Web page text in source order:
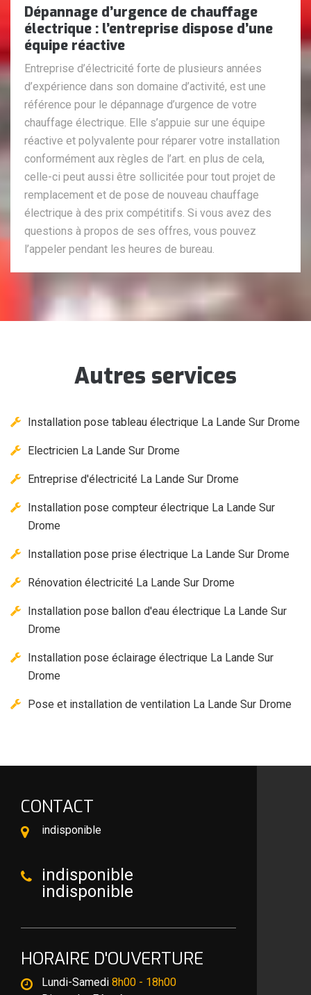
Dépannage d’urgence de chauffage
électrique : l’entreprise dispose d’une
équipe réactive
Entreprise d’électricité forte de plusieurs années
d’expérience dans son domaine d’activité, est une
référence pour le dépannage d’urgence de votre
chauffage électrique. Elle s’appuie sur une équipe
réactive et polyvalente pour réparer votre installation
conformément aux règles de l’art. en plus de cela,
celle-ci peut aussi être sollicitée pour tout projet de
remplacement et de pose de nouveau chauffage
électrique à des prix compétitifs. Si vous avez des
questions à propos de ses offres, vous pouvez
l’appeler pendant les heures de bureau.
Autres services
Installation pose tableau électrique La Lande Sur Drome
Electricien La Lande Sur Drome
Entreprise d'électricité La Lande Sur Drome
Installation pose compteur électrique La Lande Sur
Drome
Installation pose prise électrique La Lande Sur Drome
Rénovation électricité La Lande Sur Drome
Installation pose ballon d'eau électrique La Lande Sur
Drome
Installation pose éclairage électrique La Lande Sur
Drome
Pose et installation de ventilation La Lande Sur Drome
CONTACT
indisponible
indisponible
indisponible
HORAIRE D'OUVERTURE
Lundi-Samedi 8h00 - 18h00